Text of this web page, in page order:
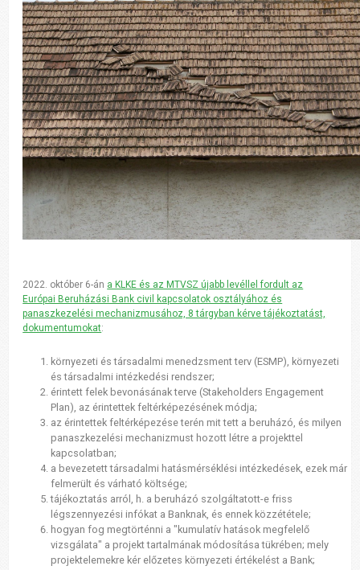
2022. október 6-án a KLKE és az MTVSZ újabb levéllel fordult az
Európai Beruházási Bank civil kapcsolatok osztályához és
panaszkezelési mechanizmusához, 8 tárgyban kérve tájékoztatást,
dokumentumokat:
környezeti és társadalmi menedzsment terv (ESMP), környezeti
és társadalmi intézkedési rendszer;
érintett felek bevonásának terve (Stakeholders Engagement
Plan), az érintettek feltérképezésének módja;
az érintettek feltérképezése terén mit tett a beruházó, és milyen
panaszkezelési mechanizmust hozott létre a projekttel
kapcsolatban;
a bevezetett társadalmi hatásmérséklési intézkedések, ezek már
felmerült és várható költsége;
tájékoztatás arról, h. a beruházó szolgáltatott-e friss
légszennyezési infókat a Banknak, és ennek közzététele;
hogyan fog megtörténni a "kumulatív hatások megfelelő
vizsgálata" a projekt tartalmának módosítása tükrében; mely
projektelemekre kér előzetes környezeti értékelést a Bank;